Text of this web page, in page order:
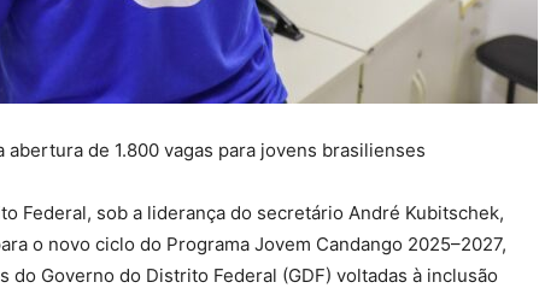
de 1.800 vagas para jovens brasilienses
Federal, sob a liderança do secretário André Kubitschek,
o novo ciclo do Programa Jovem Candango 2025–2027,
do Governo do Distrito Federal (GDF) voltadas à inclusão